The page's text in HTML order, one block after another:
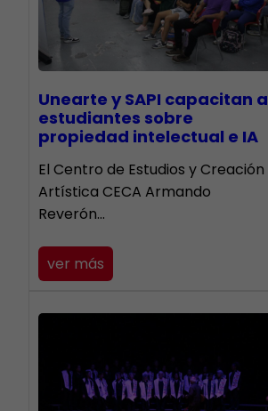
Unearte y SAPI capacitan a
estudiantes sobre
propiedad intelectual e IA
El Centro de Estudios y Creación
Artística CECA Armando
Reverón…
ver más